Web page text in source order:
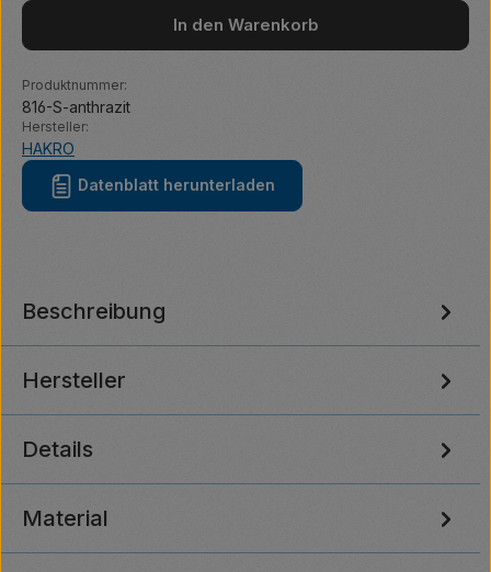
In den Warenkorb
Produktnummer:
816-S-anthrazit
Hersteller:
HAKRO
Datenblatt herunterladen
Beschreibung
Hersteller
Details
Material